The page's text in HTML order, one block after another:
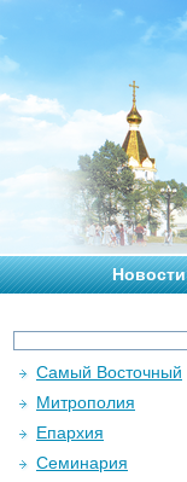
Новости
Самый Восточный
Митрополия
Епархия
Семинария